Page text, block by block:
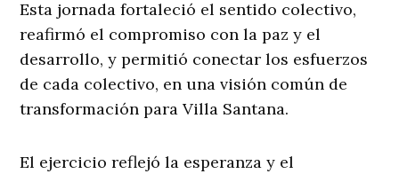
Esta jornada fortaleció el sentido colectivo,
reafirmó el compromiso con la paz y el
desarrollo, y permitió conectar los esfuerzos
de cada colectivo, en una visión común de
transformación para Villa Santana.
El ejercicio reflejó la esperanza y el